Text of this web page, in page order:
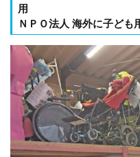
用
ＮＰＯ法人 海外に子ども